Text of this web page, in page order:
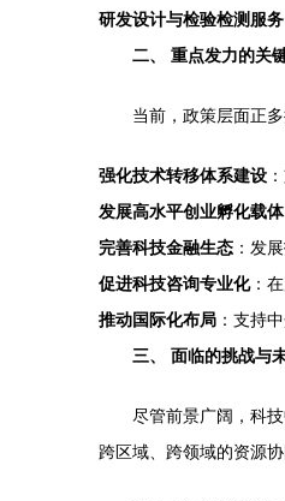
研发设计与检验检测服务
二、 重点发力的关
当前，政策层面正
强化技术转移体系建设
发展高水平创业孵化载体
完善科技金融生态 ：发
促进科技咨询专业化：
推动国际化布局 ：支持
三、 面临的挑战与
尽管前景广阔，科
跨区域、跨领域的资源协